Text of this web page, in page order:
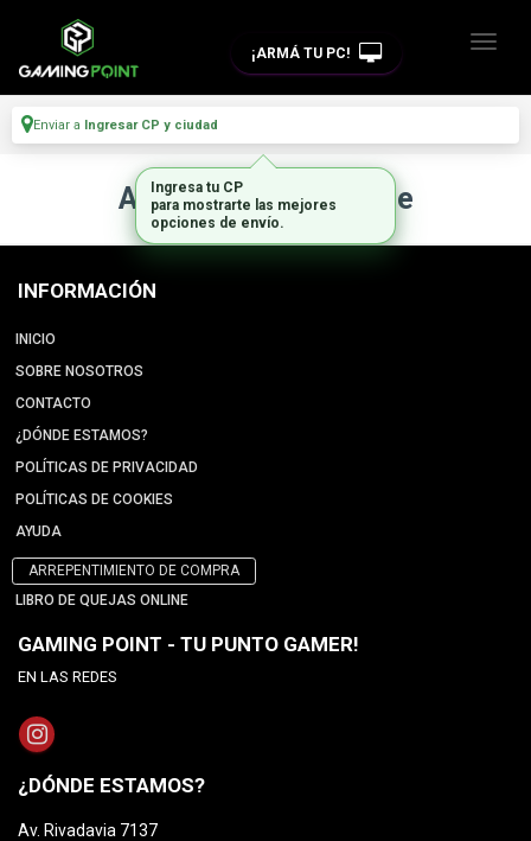
¡ARMÁ TU PC!
Enviar a Ingresar CP y ciudad
Artículo no disponible
INFORMACIÓN
INICIO
SOBRE NOSOTROS
CONTACTO
¿DÓNDE ESTAMOS?
POLÍTICAS DE PRIVACIDAD
POLÍTICAS DE COOKIES
AYUDA
ARREPENTIMIENTO DE COMPRA
LIBRO DE QUEJAS ONLINE
GAMING POINT - TU PUNTO GAMER!
EN LAS REDES
¿DÓNDE ESTAMOS?
Av. Rivadavia 7137
Ingresa tu CP
para mostrarte las mejores
opciones de envío.